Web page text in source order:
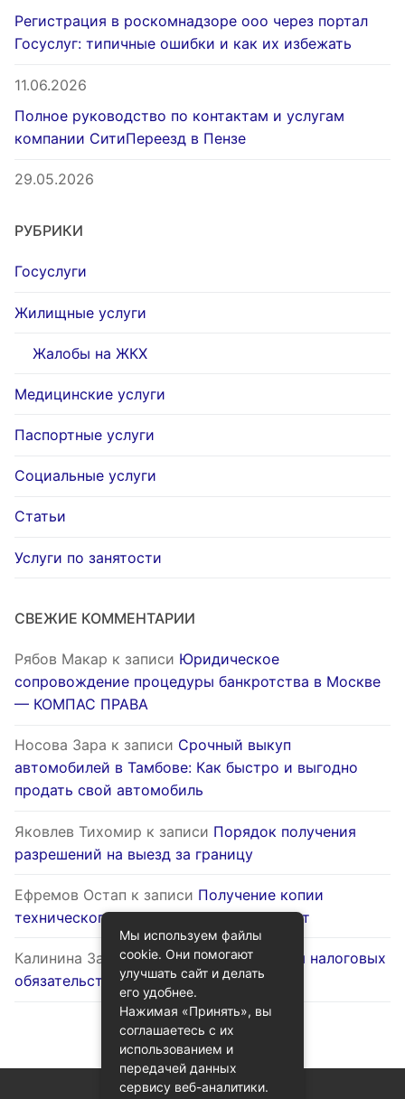
Регистрация в роскомнадзоре ооо через портал
Госуслуг: типичные ошибки и как их избежать
11.06.2026
Полное руководство по контактам и услугам
компании СитиПереезд в Пензе
29.05.2026
РУБРИКИ
Госуслуги
Жилищные услуги
Жалобы на ЖКХ
Медицинские услуги
Паспортные услуги
Социальные услуги
Статьи
Услуги по занятости
СВЕЖИЕ КОММЕНТАРИИ
Рябов Макар к записи Юридическое
сопровождение процедуры банкротства в Москве
— КОМПАС ПРАВА
Носова Зара к записи Срочный выкуп
автомобилей в Тамбове: Как быстро и выгодно
продать свой автомобиль
Яковлев Тихомир к записи Порядок получения
разрешений на выезд за границу
Ефремов Остап к записи Получение копии
технического паспорта на жилой объект
Калинина Залинак записиОптимизация налоговых
обязательств через госуслуги
Мы используем файлы
cookie. Они помогают
улучшать сайт и делать
его удобнее.
Нажимая «Принять», вы
соглашаетесь с их
использованием и
передачей данных
сервису веб-аналитики.